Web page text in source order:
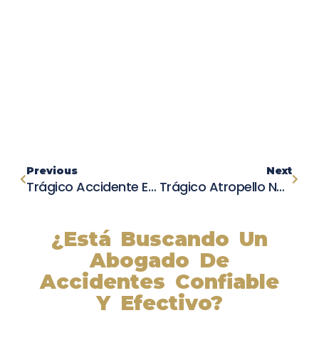
Previous
Trágico Accidente En El Cajon: Peatón Pierde La Vida
Next
Trágico Atropello Nocturno En Lodi Se Cobra La Vida De Una Mujer
¿Está Buscando Un
Abogado De
Accidentes Confiable
Y Efectivo?